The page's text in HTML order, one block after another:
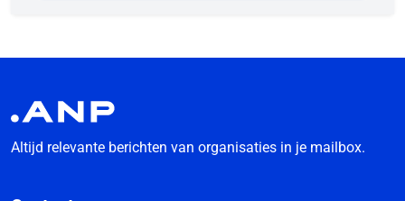
Altijd relevante berichten van organisaties in je mailbox.